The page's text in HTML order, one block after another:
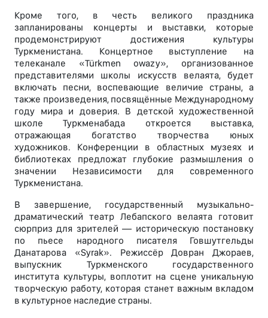
Кроме того, в честь великого праздника
запланированы концерты и выставки, которые
продемонстрируют достижения культуры
Туркменистана. Концертное выступление на
телеканале «Türkmen owazy», организованное
представителями школы искусств велаята, будет
включать песни, воспевающие величие страны, а
также произведения, посвящённые Международному
году мира и доверия. В детской художественной
школе Туркменабада откроется выставка,
отражающая богатство творчества юных
художников. Конференции в областных музеях и
библиотеках предложат глубокие размышления о
значении Независимости для современного
Туркменистана.
В завершение, государственный музыкально-
драматический театр Лебапского велаята готовит
сюрприз для зрителей — историческую постановку
по пьесе народного писателя Говшутгельды
Данатарова «Syrak». Режиссёр Довран Джораев,
выпускник Туркменского государственного
института культуры, воплотит на сцене уникальную
творческую работу, которая станет важным вкладом
в культурное наследие страны.